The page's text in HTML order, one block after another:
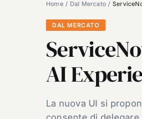
Home Dal Mercato
DAL MERCATO
AI
La nuova UI si